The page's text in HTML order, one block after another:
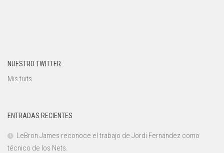
NUESTRO TWITTER
Mis tuits
ENTRADAS RECIENTES
LeBron James reconoce el trabajo de Jordi Fernández como
técnico de los Nets.